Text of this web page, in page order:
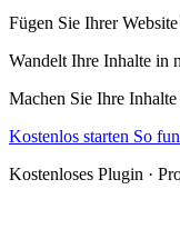
Fügen Sie Ihrer
Wandelt Ihre Inhalte in
Machen Sie Ihre
Kostenlos starten So
Kostenloses Plugin ·